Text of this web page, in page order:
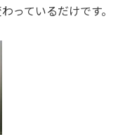
っているだけです。